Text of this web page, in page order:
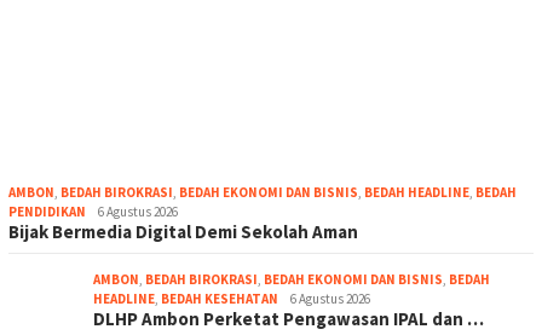
AMBON, BEDAH BIROKRASI, BEDAH EKONOMI DAN BISNIS, BEDAH HEADLINE, BEDAH
PENDIDIKAN
6 Agustus 2026
Bijak Bermedia Digital Demi Sekolah Aman
AMBON, BEDAH BIROKRASI, BEDAH EKONOMI DAN BISNIS, BEDAH
HEADLINE, BEDAH KESEHATAN 6 Agustus 2026
DLHP Ambon Perketat Pengawasan IPAL dan …